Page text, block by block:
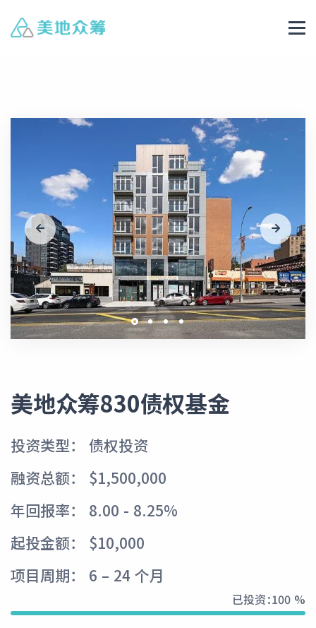
美地众筹830债权基金
投资类型： 债权投资
融资总额： $1,500,000
年回报率： 8.00 - 8.25%
起投金额： $10,000
项目周期： 6 – 24 个月
已投资：100 %